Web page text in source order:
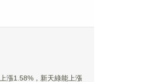
漲1.58%，新天綠能上漲